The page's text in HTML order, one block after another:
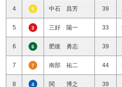
4 5 中石 昌芳 39
5 3 三好 陽一 33
6 6 肥後 勇志 39
7 7 南部 祐二 44
8 4 関 博之 39